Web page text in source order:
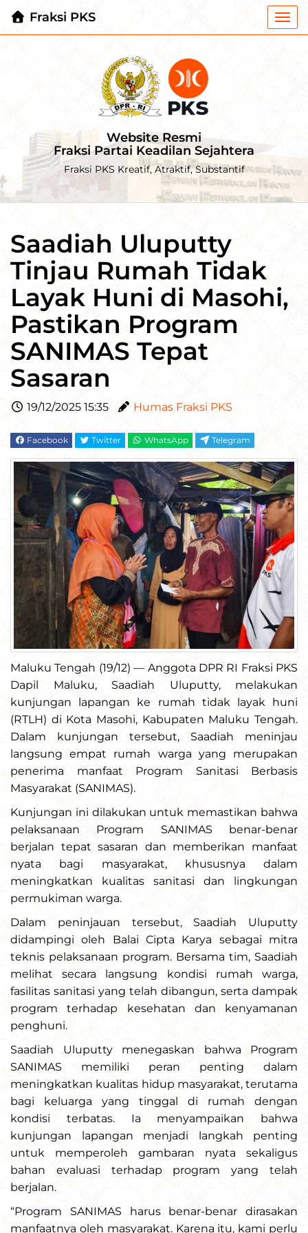
Fraksi PKS
Website Resmi
Fraksi Partai Keadilan Sejahtera
Fraksi PKS Kreatif, Atraktif, Substantif
Saadiah Uluputty
Tinjau Rumah Tidak
Layak Huni di Masohi,
Pastikan Program
SANIMAS Tepat
Sasaran
19/12/2025 15:35 Humas Fraksi PKS
Facebook Twitter WhatsApp Telegram
Maluku Tengah (19/12) — Anggota DPR RI Fraksi PKS
Dapil Maluku, Saadiah Uluputty, melakukan
kunjungan lapangan ke rumah tidak layak huni
(RTLH) di Kota Masohi, Kabupaten Maluku Tengah.
Dalam kunjungan tersebut, Saadiah meninjau
langsung empat rumah warga yang merupakan
penerima manfaat Program Sanitasi Berbasis
Masyarakat (SANIMAS).
Kunjungan ini dilakukan untuk memastikan bahwa
pelaksanaan Program SANIMAS benar-benar
berjalan tepat sasaran dan memberikan manfaat
nyata bagi masyarakat, khususnya dalam
meningkatkan kualitas sanitasi dan lingkungan
permukiman warga.
Dalam peninjauan tersebut, Saadiah Uluputty
didampingi oleh Balai Cipta Karya sebagai mitra
teknis pelaksanaan program. Bersama tim, Saadiah
melihat secara langsung kondisi rumah warga,
fasilitas sanitasi yang telah dibangun, serta dampak
program terhadap kesehatan dan kenyamanan
penghuni.
Saadiah Uluputty menegaskan bahwa Program
SANIMAS memiliki peran penting dalam
meningkatkan kualitas hidup masyarakat, terutama
bagi keluarga yang tinggal di rumah dengan
kondisi terbatas. Ia menyampaikan bahwa
kunjungan lapangan menjadi langkah penting
untuk memperoleh gambaran nyata sekaligus
bahan evaluasi terhadap program yang telah
berjalan.
“Program SANIMAS harus benar-benar dirasakan
manfaatnya oleh masyarakat. Karena itu, kami perlu